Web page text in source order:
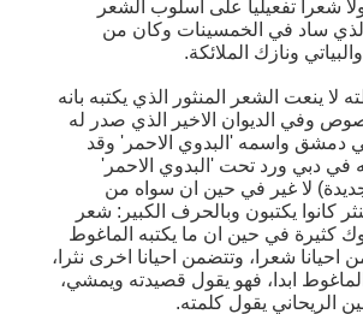
شعرا تفعيليا على اسلوب الشعر
الذي ساد في الخمسينات وكان من
ونازك الملائكة.
ينعت الشعر المنثور الذي يكتبه بانه
وفي الديوان الاخير الذي صدر له
دمشق واسمه 'البدوي الاحمر' وقد
في دبي ورد تحت 'البدوي الاحمر'
لا غير في حين ان سواه من
كانوا يكتبون وبالحرف الكبير: شعر
في حين ان ما يكتبه الماغوط
شعرا، وتتضمن احيانا اخرى نثرا،
ابدا، فهو يقول قصيدته ويمشي،
الريحاني يقول كلمته.